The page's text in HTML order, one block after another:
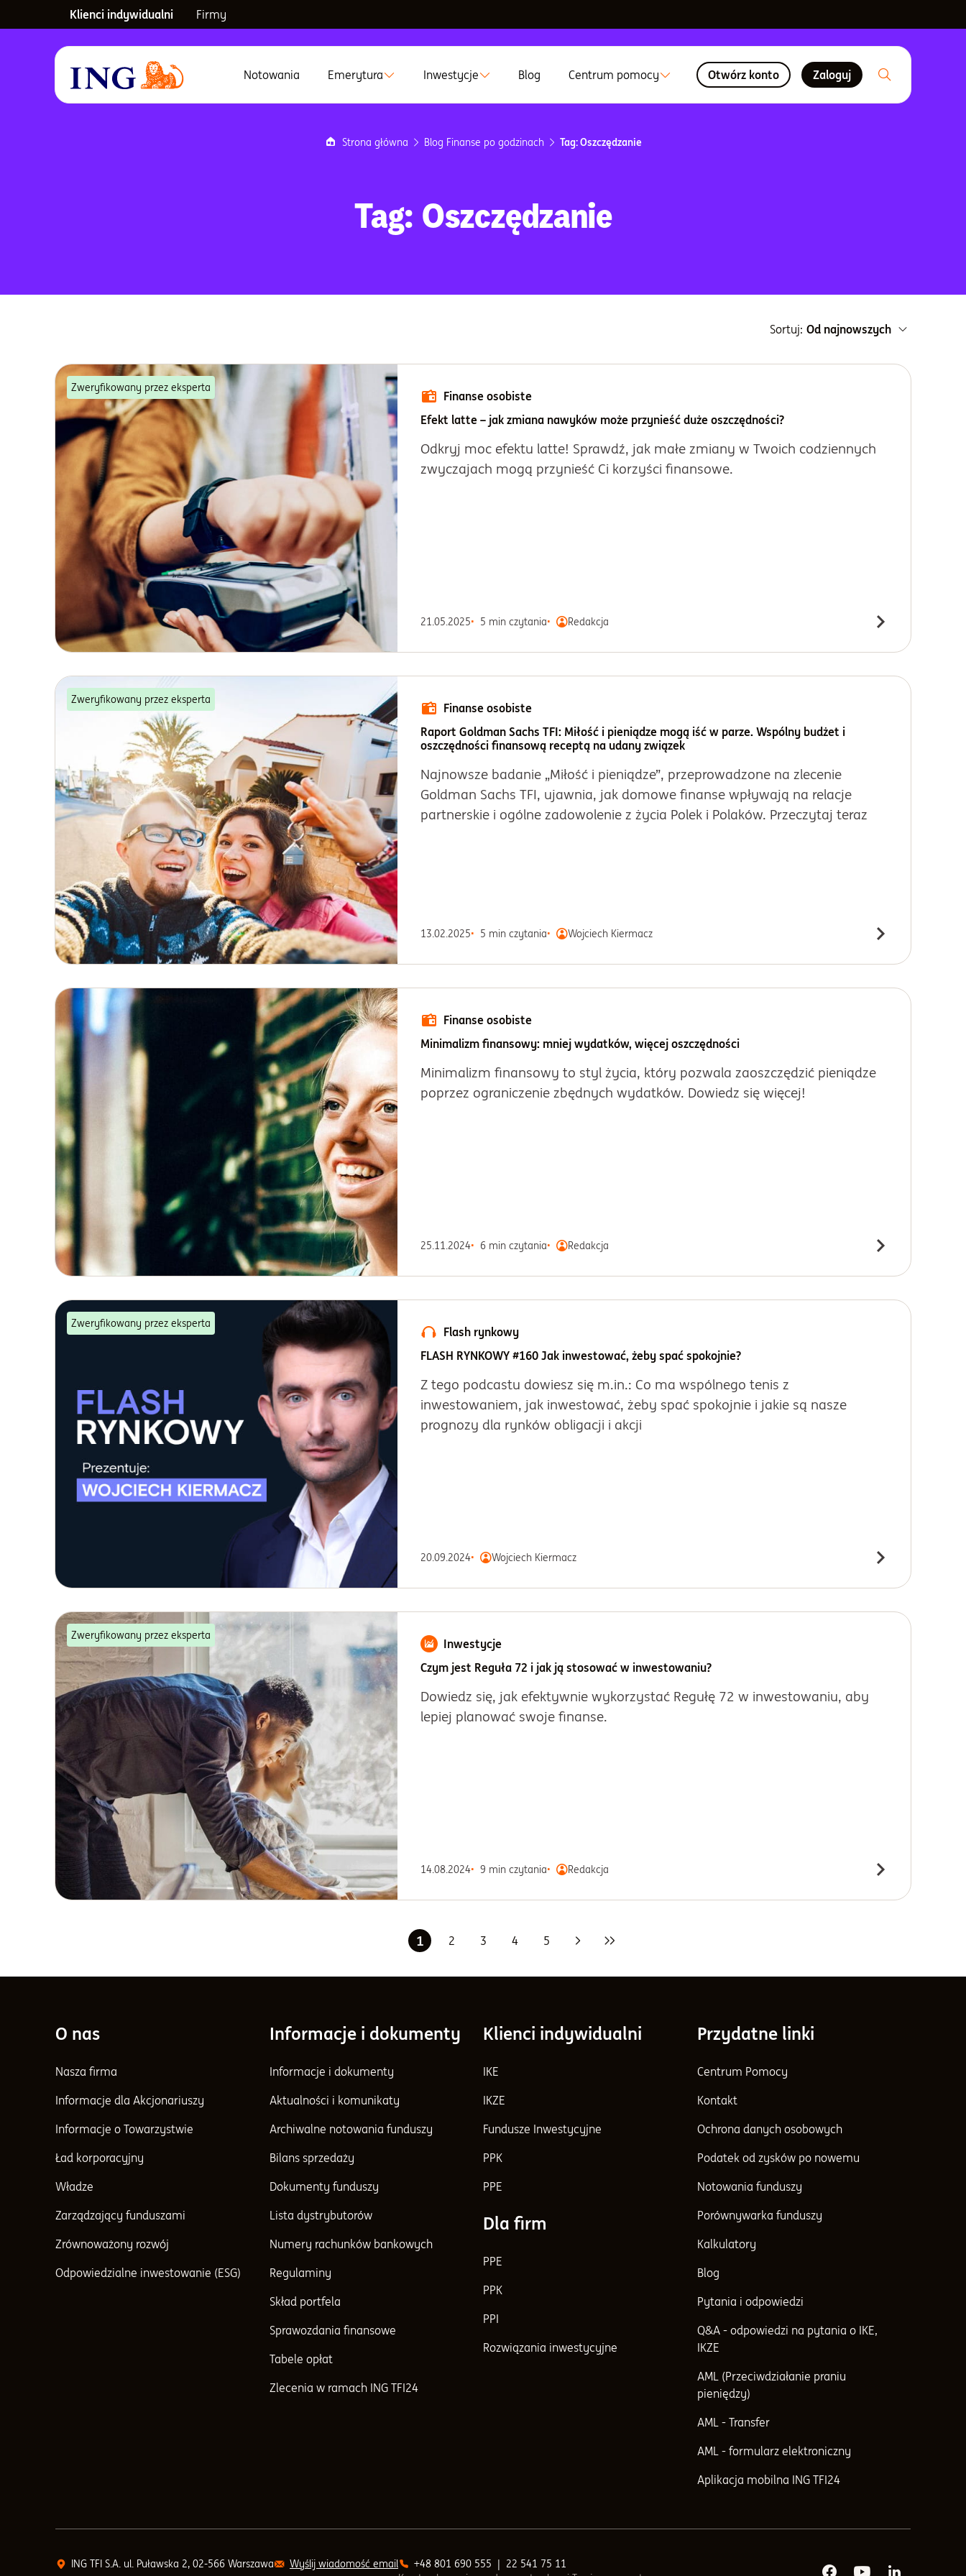
Klienci indywidualni Firmy
Menu główne
Notowania Emerytura Inwestycje Blog Centrum pomocy Otwórz konto Zaloguj
Strona główna Blog Finanse po godzinach Tag: Oszczędzanie
Tag: Oszczędzanie
Sortuj: Od najnowszych
Zweryfikowany przez eksperta
Finanse osobiste
Efekt latte – jak zmiana nawyków może przynieść duże oszczędności?
Odkryj moc efektu latte! Sprawdź, jak małe zmiany w Twoich codziennych
zwyczajach mogą przynieść Ci korzyści finansowe.
21.05.2025 5 min czytania Redakcja
Zweryfikowany przez eksperta
Finanse osobiste
Raport Goldman Sachs TFI: Miłość i pieniądze mogą iść w parze. Wspólny budżet i
oszczędności finansową receptą na udany związek
Najnowsze badanie „Miłość i pieniądze”, przeprowadzone na zlecenie
Goldman Sachs TFI, ujawnia, jak domowe finanse wpływają na relacje
partnerskie i ogólne zadowolenie z życia Polek i Polaków. Przeczytaj teraz
13.02.2025 5 min czytania Wojciech Kiermacz
Finanse osobiste
Minimalizm finansowy: mniej wydatków, więcej oszczędności
Minimalizm finansowy to styl życia, który pozwala zaoszczędzić pieniądze
poprzez ograniczenie zbędnych wydatków. Dowiedz się więcej!
25.11.2024 6 min czytania Redakcja
Zweryfikowany przez eksperta
Flash rynkowy
FLASH RYNKOWY #160 Jak inwestować, żeby spać spokojnie?
Z tego podcastu dowiesz się m.in.: Co ma wspólnego tenis z
inwestowaniem, jak inwestować, żeby spać spokojnie i jakie są nasze
prognozy dla rynków obligacji i akcji
20.09.2024 Wojciech Kiermacz
Zweryfikowany przez eksperta
Inwestycje
Czym jest Reguła 72 i jak ją stosować w inwestowaniu?
Dowiedz się, jak efektywnie wykorzystać Regułę 72 w inwestowaniu, aby
lepiej planować swoje finanse.
14.08.2024 9 min czytania Redakcja
1 2 3 4 5
NastępnaOstatnia
O nas
Nasza firma
Informacje dla Akcjonariuszy
Informacje o Towarzystwie
Ład korporacyjny
Władze
Zarządzający funduszami
Zrównoważony rozwój
Odpowiedzialne inwestowanie (ESG)
Informacje i dokumenty
Informacje i dokumenty
Aktualności i komunikaty
Archiwalne notowania funduszy
Bilans sprzedaży
Dokumenty funduszy
Lista dystrybutorów
Numery rachunków bankowych
Regulaminy
Skład portfela
Sprawozdania finansowe
Tabele opłat
Zlecenia w ramach ING TFI24
Klienci indywidualni
IKE
IKZE
Fundusze Inwestycyjne
PPK
PPE
Dla firm
PPE
PPK
PPI
Rozwiązania inwestycyjne
Przydatne linki
Centrum Pomocy
Kontakt
Ochrona danych osobowych
Podatek od zysków po nowemu
Notowania funduszy
Porównywarka funduszy
Kalkulatory
Blog
Pytania i odpowiedzi
Q&A - odpowiedzi na pytania o IKE,
IKZE
AML (Przeciwdziałanie praniu
pieniędzy)
AML - Transfer
AML - formularz elektroniczny
Aplikacja mobilna ING TFI24
ING TFI S.A. ul. Puławska 2, 02-566 Warszawa Wyślij wiadomość email +48 801 690 555 | 22 541 75 11